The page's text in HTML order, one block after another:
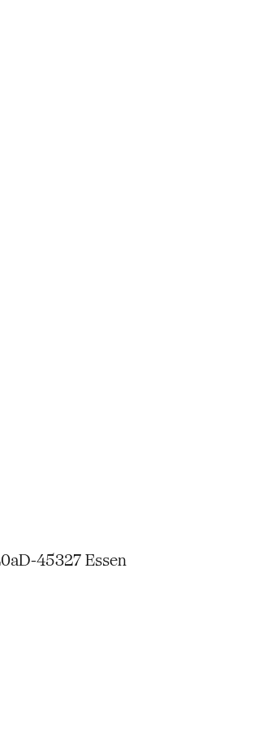
D-45327 Essen